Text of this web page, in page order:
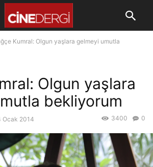
Kumral: Olgun yaşlara gelmeyi umutla
Olgun yaşlara
bekliyorum
Ocak 2014 0
3400